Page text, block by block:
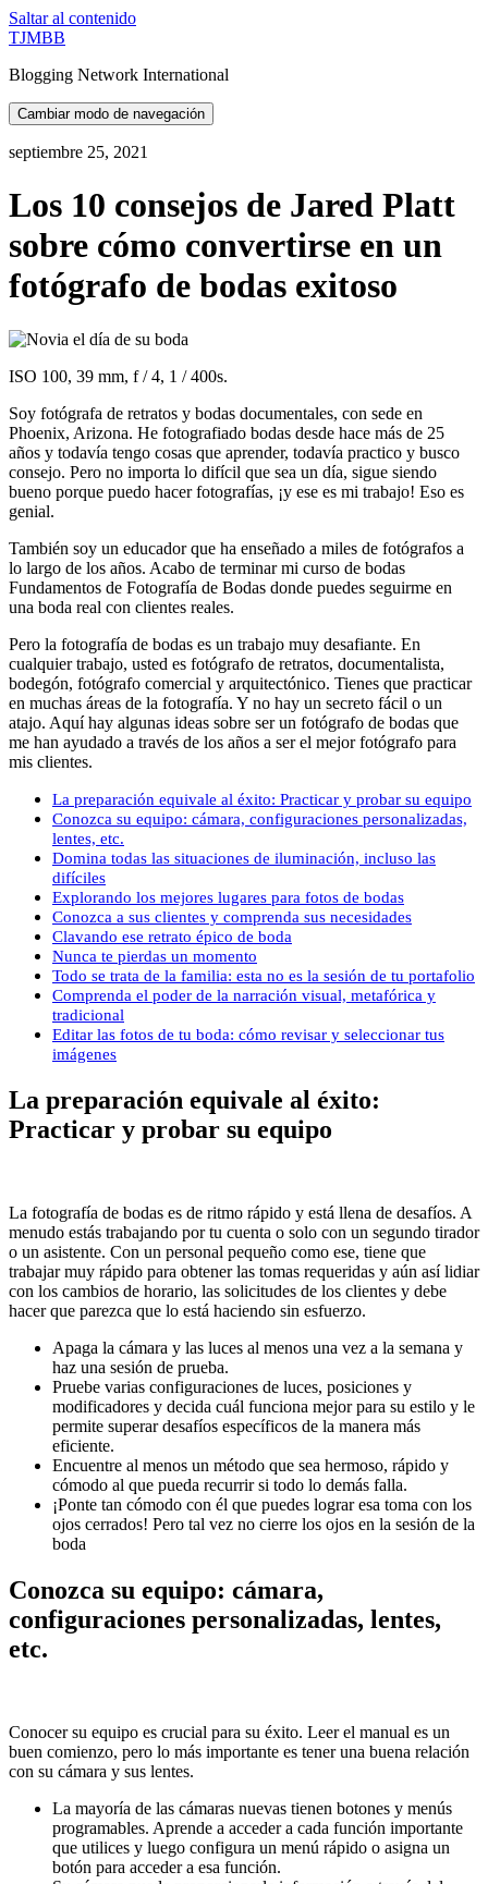
Saltar al contenido
TJMBB
Blogging Network International
Cambiar modo de navegación
septiembre 25, 2021
Los 10 consejos de Jared Platt
sobre cómo convertirse en un
fotógrafo de bodas exitoso
ISO 100, 39 mm, f / 4, 1 / 400s.
Soy fotógrafa de retratos y bodas documentales, con sede en
Phoenix, Arizona. He fotografiado bodas desde hace más de 25
años y todavía tengo cosas que aprender, todavía practico y busco
consejo. Pero no importa lo difícil que sea un día, sigue siendo
bueno porque puedo hacer fotografías, ¡y ese es mi trabajo! Eso es
genial.
También soy un educador que ha enseñado a miles de fotógrafos a
lo largo de los años. Acabo de terminar mi curso de bodas
Fundamentos de Fotografía de Bodas donde puedes seguirme en
una boda real con clientes reales.
Pero la fotografía de bodas es un trabajo muy desafiante. En
cualquier trabajo, usted es fotógrafo de retratos, documentalista,
bodegón, fotógrafo comercial y arquitectónico. Tienes que practicar
en muchas áreas de la fotografía. Y no hay un secreto fácil o un
atajo. Aquí hay algunas ideas sobre ser un fotógrafo de bodas que
me han ayudado a través de los años a ser el mejor fotógrafo para
mis clientes.
La preparación equivale al éxito: Practicar y probar su equipo
Conozca su equipo: cámara, configuraciones personalizadas,
lentes, etc.
Domina todas las situaciones de iluminación, incluso las
difíciles
Explorando los mejores lugares para fotos de bodas
Conozca a sus clientes y comprenda sus necesidades
Clavando ese retrato épico de boda
Nunca te pierdas un momento
Todo se trata de la familia: esta no es la sesión de tu portafolio
Comprenda el poder de la narración visual, metafórica y
tradicional
Editar las fotos de tu boda: cómo revisar y seleccionar tus
imágenes
La preparación equivale al éxito:
Practicar y probar su equipo
La fotografía de bodas es de ritmo rápido y está llena de desafíos. A
menudo estás trabajando por tu cuenta o solo con un segundo tirador
o un asistente. Con un personal pequeño como ese, tiene que
trabajar muy rápido para obtener las tomas requeridas y aún así lidiar
con los cambios de horario, las solicitudes de los clientes y debe
hacer que parezca que lo está haciendo sin esfuerzo.
Apaga la cámara y las luces al menos una vez a la semana y
haz una sesión de prueba.
Pruebe varias configuraciones de luces, posiciones y
modificadores y decida cuál funciona mejor para su estilo y le
permite superar desafíos específicos de la manera más
eficiente.
Encuentre al menos un método que sea hermoso, rápido y
cómodo al que pueda recurrir si todo lo demás falla.
¡Ponte tan cómodo con él que puedes lograr esa toma con los
ojos cerrados! Pero tal vez no cierre los ojos en la sesión de la
boda
Conozca su equipo: cámara,
configuraciones personalizadas, lentes,
etc.
Conocer su equipo es crucial para su éxito. Leer el manual es un
buen comienzo, pero lo más importante es tener una buena relación
con su cámara y sus lentes.
La mayoría de las cámaras nuevas tienen botones y menús
programables. Aprende a acceder a cada función importante
que utilices y luego configura un menú rápido o asigna un
botón para acceder a esa función.